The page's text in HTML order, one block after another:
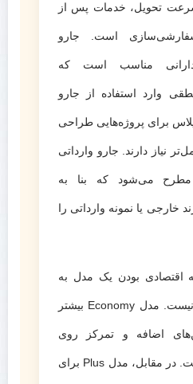
سرعت تحویل، خدمات پس از
است. جارو
مناسب است که
وارد استفاده از جارو
برای پروژه‌هایی طراحی
نیاز دارند. جارو وارداتی
مطرح می‌شود که بنا به
خارجی یا نمونه وارداتی را
اقتصادی بودن یک مدل به
معنی ضعیف بودن آن نیست. مدل Economy بیشتر
اضافه و تمرکز روی
عملکرد اصلی جارو است. در مقابل، مدل Plus برای